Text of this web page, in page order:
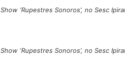
Show ‘Rupestres Sonoros’, no Sesc
Show ‘Rupestres Sonoros’, no Sesc